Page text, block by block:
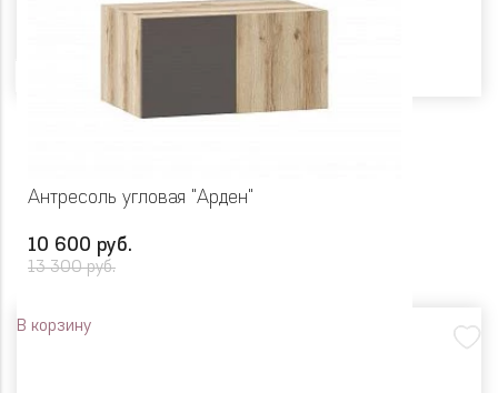
Антресоль угловая "Арден"
10 600 руб.
13 300 руб.
В корзину